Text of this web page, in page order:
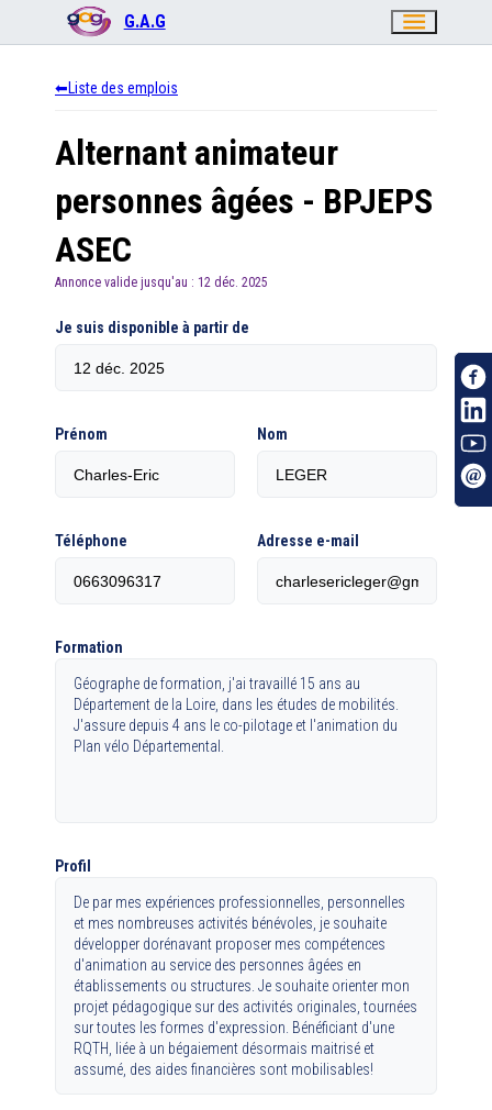
G.A.G menu
Liste des emplois
Alternant animateur
personnes âgées - BPJEPS
ASEC
Annonce valide jusqu'au : 12 déc. 2025
Je suis disponible à partir de
Prénom Nom
Téléphone Adresse e-mail
Formation
Géographe de formation, j'ai travaillé 15 ans au
Département de la Loire, dans les études de mobilités.
J'assure depuis 4 ans le co-pilotage et l'animation du
Plan vélo Départemental.
Profil
De par mes expériences professionnelles, personnelles
et mes nombreuses activités bénévoles, je souhaite
développer dorénavant proposer mes compétences
d'animation au service des personnes âgées en
établissements ou structures. Je souhaite orienter mon
projet pédagogique sur des activités originales, tournées
sur toutes les formes d'expression. Bénéficiant d'une
RQTH, liée à un bégaiement désormais maitrisé et
assumé, des aides financières sont mobilisables!